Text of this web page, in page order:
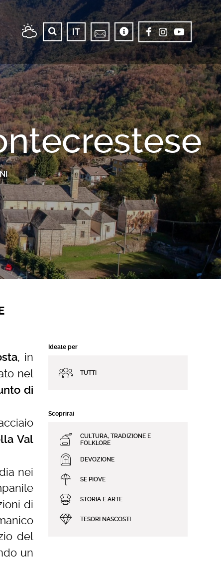
IT
, in
nel
di
Val
nei
di
del
un
Ideale per
TUTTI
Scoprirai
CULTURA, TRADIZIONE E
FOLKLORE
DEVOZIONE
SE PIOVE
STORIA E ARTE
TESORI NASCOSTI